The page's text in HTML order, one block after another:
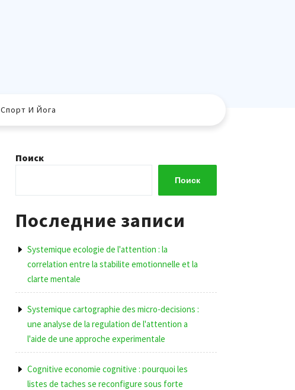
Спорт И Йога
Поиск
Поиск
Последние записи
Systemique ecologie de l'attention : la
correlation entre la stabilite emotionnelle et la
clarte mentale
Systemique cartographie des micro-decisions :
une analyse de la regulation de l'attention a
l'aide de une approche experimentale
Cognitive economie cognitive : pourquoi les
listes de taches se reconfigure sous forte